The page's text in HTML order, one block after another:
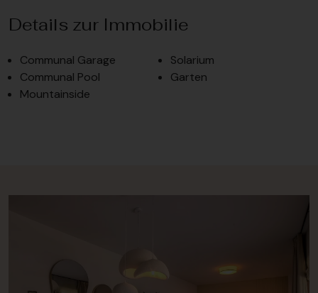
Details zur Immobilie
Communal Garage
Communal Pool
Mountainside
Solarium
Garten